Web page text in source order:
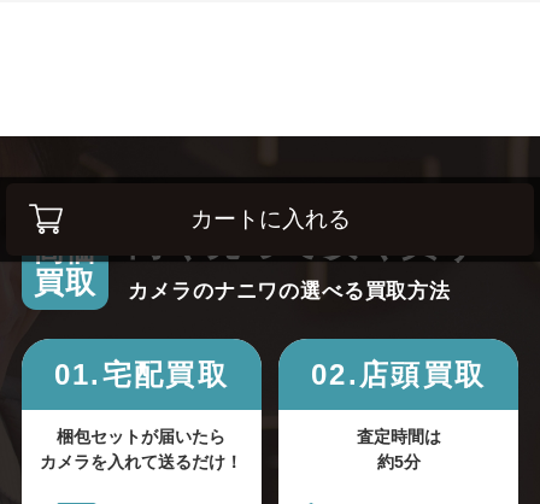
カートに入れる
高価
買取
高く売って安く買う！
カメラのナニワの選べる買取方法
01.宅配買取
梱包セットが届いたら
カメラを入れて送るだけ！
02.店頭買取
査定時間は
約5分